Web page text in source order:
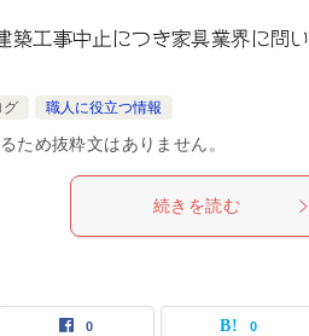
築工事中止につき家具業界に問い
グ 職人に役立つ情報
ため抜粋文はありません。
続きを読む
0 0